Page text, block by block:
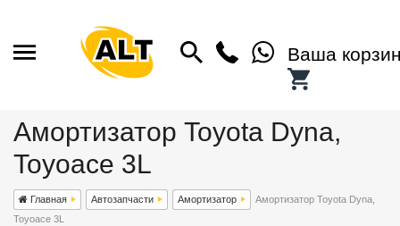
Ваша
Амортизатор Toyota Dyna,
Toyoace 3L
Главная Автозапчасти Амортизатор
Амортизатор Toyota Dyna,
Toyoace 3L